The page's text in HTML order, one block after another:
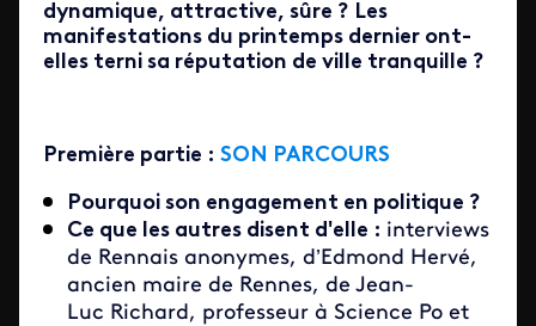
dynamique, attractive, sûre ? Les
manifestations du printemps dernier ont-
elles terni sa réputation de ville tranquille ?
Première partie : SON PARCOURS
Pourquoi son engagement en politique ?
Ce que les autres disent d'elle : interviews
de Rennais anonymes, d’Edmond Hervé,
ancien maire de Rennes, de Jean-
Luc Richard, professeur à Science Po et